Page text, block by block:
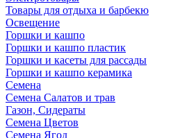
Товары для отдыха и барбекю
Освещение
Горшки и кашпо
Горшки и кашпо пластик
Горшки и касеты для рассады
Горшки и кашпо керамика
Семена
Семена Салатов и трав
Газон, Сидераты
Семена Цветов
Семена Ягод